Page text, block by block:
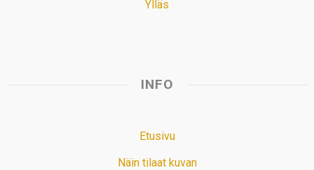
Ylläs
INFO
Etusivu
Näin tilaat kuvan